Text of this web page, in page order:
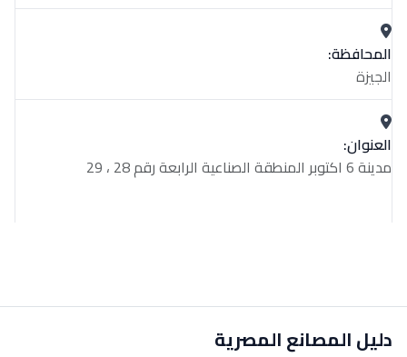
المحافظة:
الجيزة
العنوان:
مدينة 6 اكتوبر المنطقة الصناعية الرابعة رقم 28 ، 29
دليل المصانع المصرية